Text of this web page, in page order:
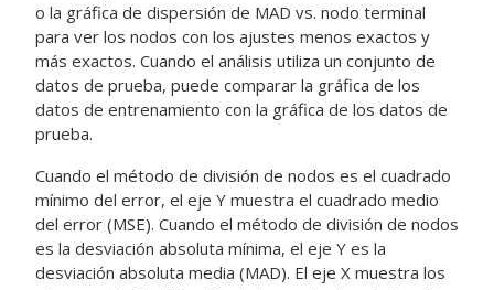
o la gráfica de dispersión de MAD vs. nodo terminal
para ver los nodos con los ajustes menos exactos y
más exactos. Cuando el análisis utiliza un conjunto de
datos de prueba, puede comparar la gráfica de los
datos de entrenamiento con la gráfica de los datos de
prueba.
Cuando el método de división de nodos es el cuadrado
mínimo del error, el eje Y muestra el cuadrado medio
del error (MSE). Cuando el método de división de nodos
es la desviación absoluta mínima, el eje Y es la
desviación absoluta media (MAD). El eje X muestra los